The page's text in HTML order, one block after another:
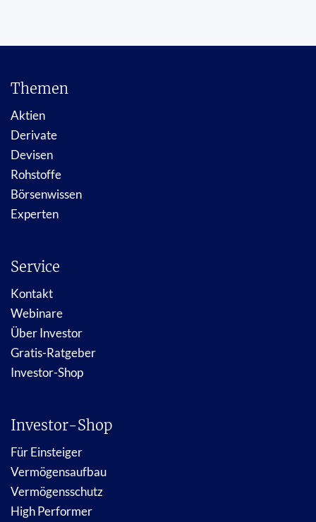
Themen
Aktien
Derivate
Devisen
Rohstoffe
Börsenwissen
Experten
Service
Kontakt
Webinare
Über Investor
Gratis-Ratgeber
Investor-Shop
Investor-Shop
Für Einsteiger
Vermögensaufbau
Vermögensschutz
High Performer